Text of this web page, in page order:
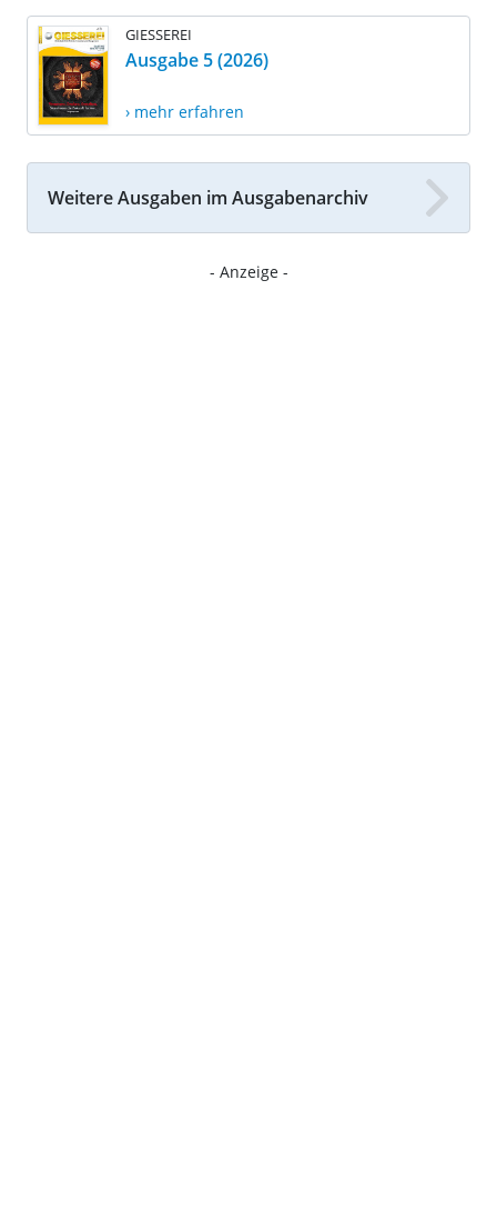
GIESSEREI
Ausgabe 5 (2026)
› mehr erfahren
Weitere Ausgaben im Ausgabenarchiv
- Anzeige -